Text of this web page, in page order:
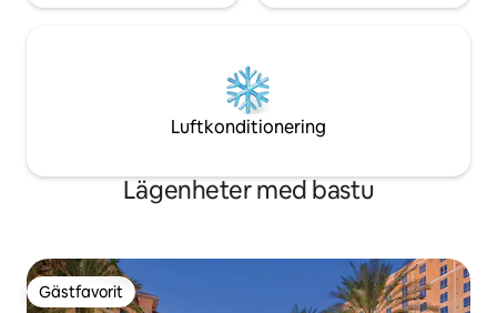
Luftkonditionering
Lägenheter med bastu
Gästfavorit
Gästfavorit